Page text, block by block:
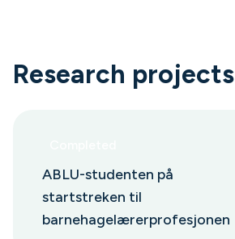
Research projects
ABLU-studenten på
startstreken til
barnehagelærerprofesjonen